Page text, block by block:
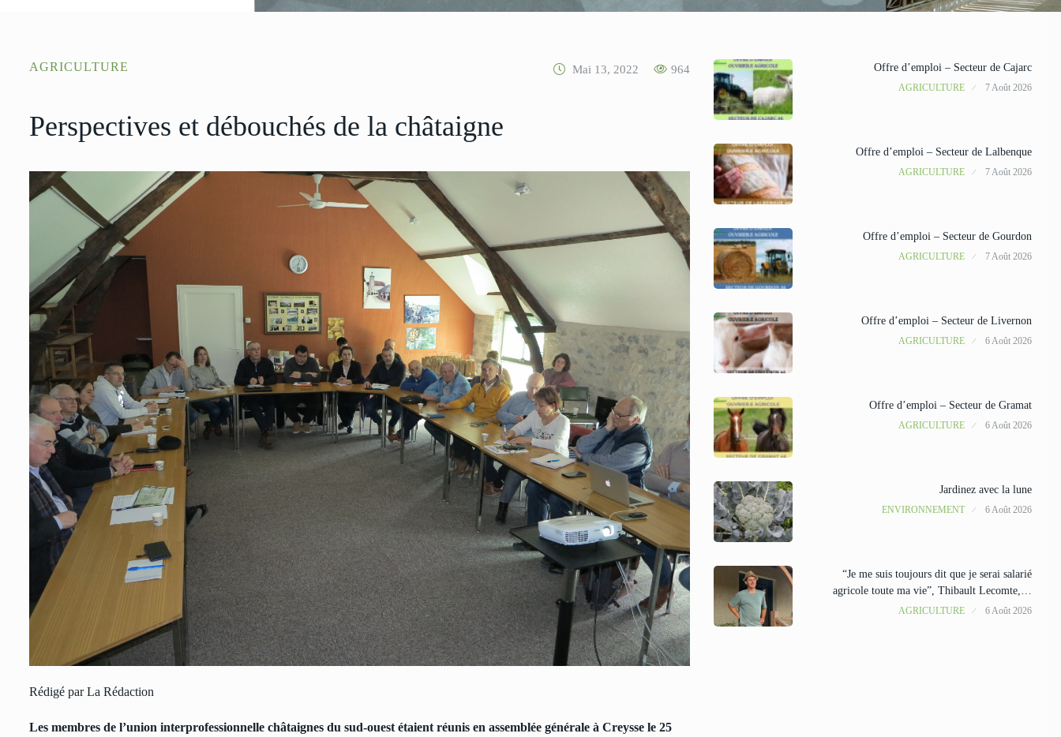
AGRICULTURE Mai 13, 2022 964
Perspectives et débouchés de la châtaigne
Rédigé par La Rédaction
Les membres de l’union interprofessionnelle châtaignes du sud-ouest étaient réunis en assemblée générale à Creysse le 25
Offre d’emploi – Secteur de Cajarc
AGRICULTURE 7 Août 2026
Offre d’emploi – Secteur de Lalbenque
AGRICULTURE 7 Août 2026
Offre d’emploi – Secteur de Gourdon
AGRICULTURE 7 Août 2026
Offre d’emploi – Secteur de Livernon
AGRICULTURE 6 Août 2026
Offre d’emploi – Secteur de Gramat
AGRICULTURE 6 Août 2026
Jardinez avec la lune
ENVIRONNEMENT 6 Août 2026
“Je me suis toujours dit que je serai salarié
agricole toute ma vie”, Thibault Lecomte,…
AGRICULTURE 6 Août 2026